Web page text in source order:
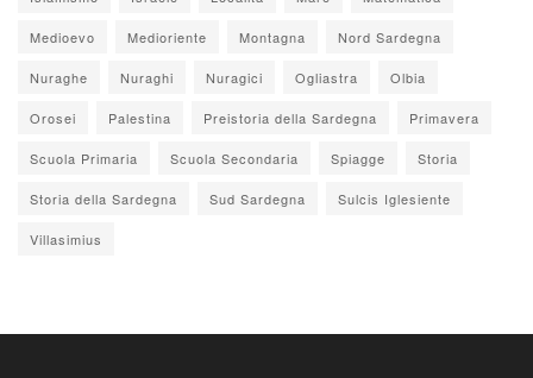
Medioevo Medioriente Montagna Nord Sardegna
Nuraghe Nuraghi Nuragici Ogliastra Olbia
Orosei Palestina Preistoria della Sardegna Primavera
Scuola Primaria Scuola Secondaria Spiagge Storia
Storia della Sardegna Sud Sardegna Sulcis Iglesiente
Villasimius